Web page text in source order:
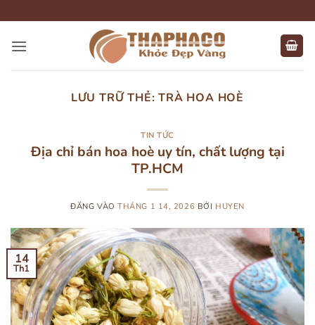
qua
nội
LƯU TRỮ THẺ:TRÀ HOA HOÈ
TIN TỨC
Địa chỉ bán hoa hoè uy tín, chất lượng tại
TP.HCM
ĐĂNG VÀOTHÁNG 1 14, 2026 BỞI HUYEN
14
Th1